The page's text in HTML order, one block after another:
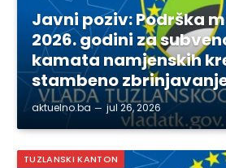
Javni poziv: Podrška
2026. godini za
kamata namjenskih
stambeno
aktuelno.ba jul 26, 2026
TUZLANSKI KANTON